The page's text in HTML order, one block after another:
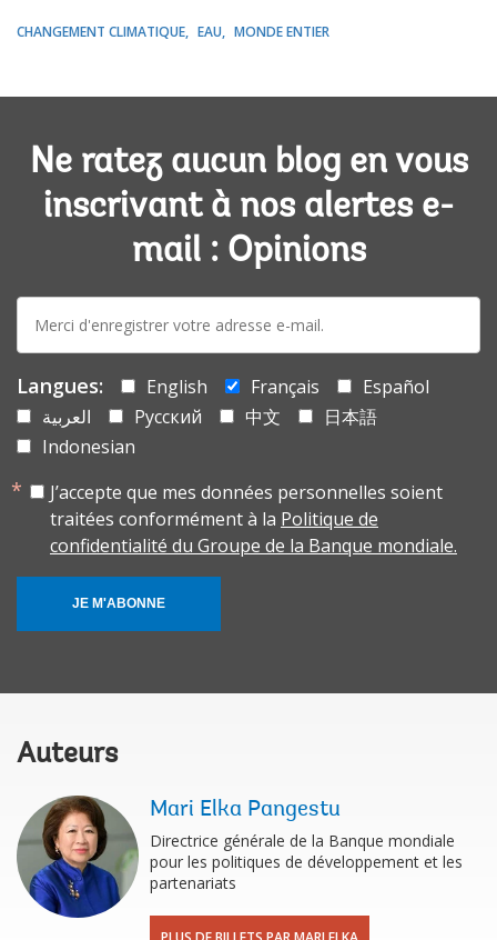
CHANGEMENT CLIMATIQUE EAU MONDE ENTIER
Ne ratez aucun blog en vous
inscrivant à nos alertes e-
mail : Opinions
mail:
Langues: English Français
Español
العربية
Русский 中文
日本語
Indonesian
J’accepte que mes données personnelles soient
traitées conformément à la Politique de
confidentialité du Groupe de la Banque mondiale.
JE M'ABONNE
Auteurs
Mari Elka Pangestu
Directrice générale de la Banque mondiale
pour les politiques de développement et les
partenariats